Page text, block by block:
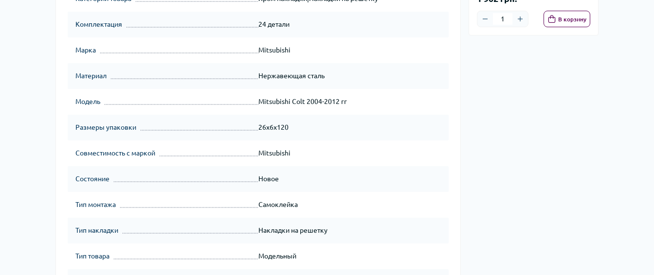
В корзину
Комплектация 24 детали
Марка Mitsubishi
Материал Нержавеющая сталь
Модель Mitsubishi Colt 2004-2012 гг
Размеры упаковки 26x6x120
Совместимость с маркой Mitsubishi
Состояние Новое
Тип монтажа Самоклейка
Тип накладки Накладки на решетку
Тип товара Модельный